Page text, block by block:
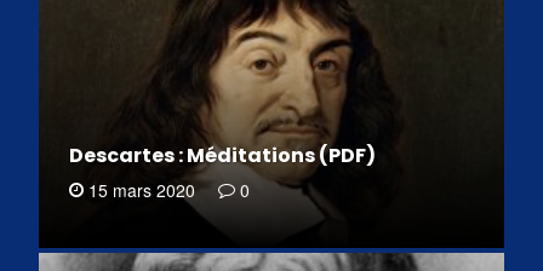
Descartes : Méditations (PDF)
15 mars 2020 0